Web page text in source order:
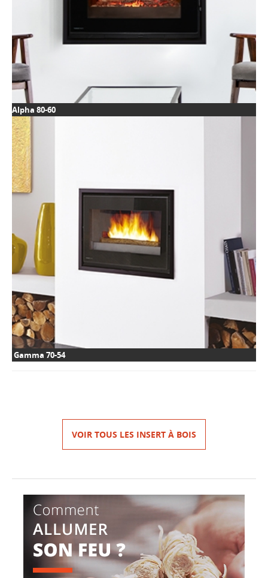
Alpha 80-60
Gamma 70-54
VOIR TOUS LES INSERT À BOIS